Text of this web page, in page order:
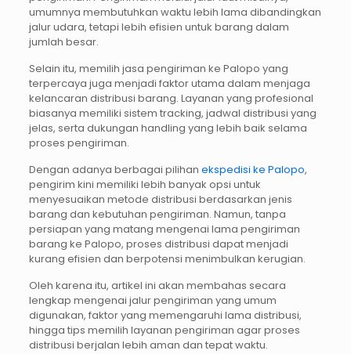
umumnya membutuhkan waktu lebih lama dibandingkan
jalur udara, tetapi lebih efisien untuk barang dalam
jumlah besar.
Selain itu, memilih jasa pengiriman ke Palopo yang
terpercaya juga menjadi faktor utama dalam menjaga
kelancaran distribusi barang. Layanan yang profesional
biasanya memiliki sistem tracking, jadwal distribusi yang
jelas, serta dukungan handling yang lebih baik selama
proses pengiriman.
Dengan adanya berbagai pilihan ekspedisi ke Palopo,
pengirim kini memiliki lebih banyak opsi untuk
menyesuaikan metode distribusi berdasarkan jenis
barang dan kebutuhan pengiriman. Namun, tanpa
persiapan yang matang mengenai lama pengiriman
barang ke Palopo, proses distribusi dapat menjadi
kurang efisien dan berpotensi menimbulkan kerugian.
Oleh karena itu, artikel ini akan membahas secara
lengkap mengenai jalur pengiriman yang umum
digunakan, faktor yang memengaruhi lama distribusi,
hingga tips memilih layanan pengiriman agar proses
distribusi berjalan lebih aman dan tepat waktu.